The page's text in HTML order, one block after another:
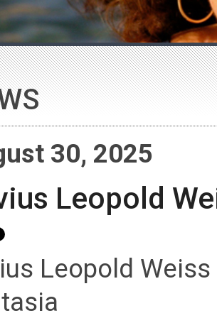
30, 2025
Leopold
Leopold Weiss